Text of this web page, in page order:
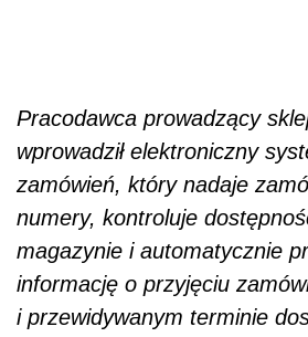
Pracodawca prowadzący
wprowadził elektroniczny
zamówień, który nadaje
numery, kontroluje
magazynie i automatycznie
informację o przyjęciu
i przewidywanym terminie